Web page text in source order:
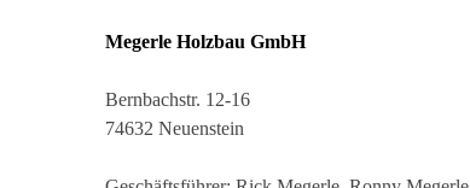
Megerle Holzbau GmbH
Bernbachstr. 12-16
74632 Neuenstein